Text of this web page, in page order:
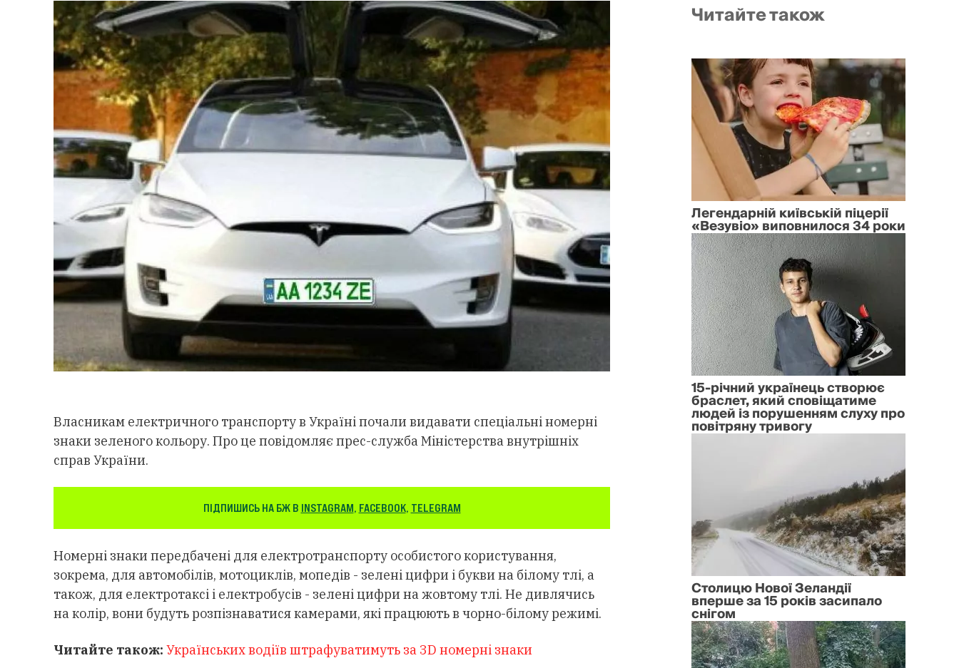
Власникам електричного транспорту в Україні почали видавати спеціальні номерні
знаки зеленого кольору. Про це повідомляє прес-служба Міністерства внутрішніх
справ України.
ПІДПИШИСЬ НА БЖ В INSTAGRAM, FACEBOOK, TELEGRAM
Номерні знаки передбачені для електротранспорту особистого користування,
зокрема, для автомобілів, мотоциклів, мопедів - зелені цифри і букви на білому тлі, а
також, для електротаксі і електробусів - зелені цифри на жовтому тлі. Не дивлячись
на колір, вони будуть розпізнаватися камерами, які працюють в чорно-білому режимі.
Читайте також: Українських водіїв штрафуватимуть за 3D номерні знаки
Читайте також
Легендарній київській піцерії
«Везувіо» виповнилося 34 роки
15-річний українець створює
браслет, який сповіщатиме
людей із порушенням слуху про
повітряну тривогу
Столицю Нової Зеландії
вперше за 15 років засипало
снігом